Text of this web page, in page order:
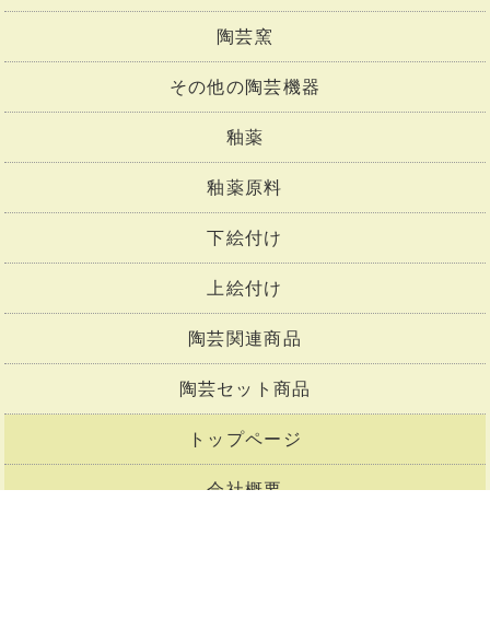
陶芸窯
その他の陶芸機器
釉薬
釉薬原料
下絵付け
上絵付け
陶芸関連商品
陶芸セット商品
トップページ
会社概要